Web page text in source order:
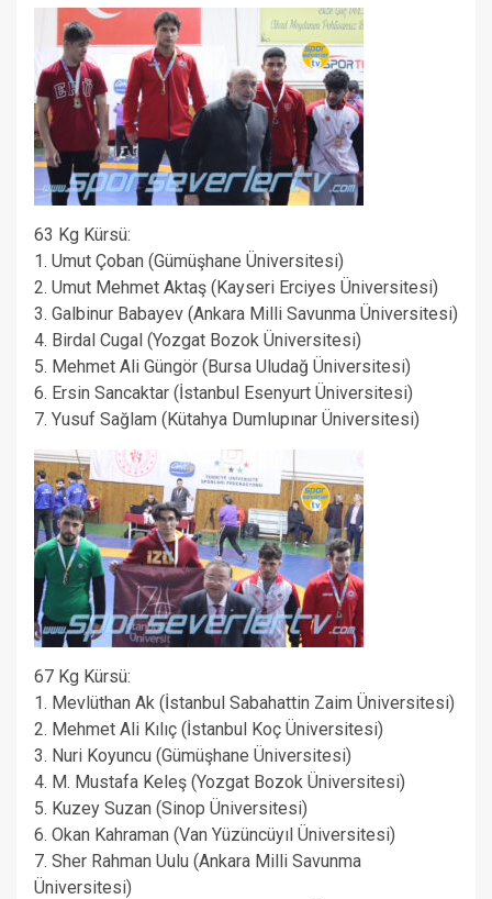
63 Kg Kürsü:
1. Umut Çoban (Gümüşhane Üniversitesi)
2. Umut Mehmet Aktaş (Kayseri Erciyes Üniversitesi)
3. Galbinur Babayev (Ankara Milli Savunma Üniversitesi)
4. Birdal Cugal (Yozgat Bozok Üniversitesi)
5. Mehmet Ali Güngör (Bursa Uludağ Üniversitesi)
6. Ersin Sancaktar (İstanbul Esenyurt Üniversitesi)
7. Yusuf Sağlam (Kütahya Dumlupınar Üniversitesi)
67 Kg Kürsü:
1. Mevlüthan Ak (İstanbul Sabahattin Zaim Üniversitesi)
2. Mehmet Ali Kılıç (İstanbul Koç Üniversitesi)
3. Nuri Koyuncu (Gümüşhane Üniversitesi)
4. M. Mustafa Keleş (Yozgat Bozok Üniversitesi)
5. Kuzey Suzan (Sinop Üniversitesi)
6. Okan Kahraman (Van Yüzüncüyıl Üniversitesi)
7. Sher Rahman Uulu (Ankara Milli Savunma
Üniversitesi)